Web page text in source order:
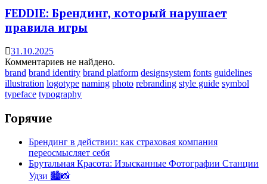
FEDDIE: Брендинг, который нарушает
правила игры
31.10.2025
Комментариев не найдено.
brand brand identity brand platform designsystem fonts guidelines
illustration logotype naming photo rebranding style guide symbol
typeface typography
Горячие
Брендинг в действии: как страховая компания
переосмысляет себя
Брутальная Красота: Изысканные Фотографии Станции
Удзи 🏙️📸